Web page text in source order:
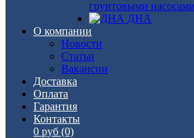
грунтовыми насосами
ДНА
О компании
Новости
Статьи
Вакансии
Доставка
Оплата
Гарантия
Контакты
0 руб (0)